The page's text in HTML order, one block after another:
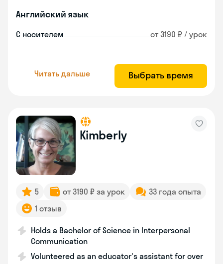
Английский язык
С носителем от 3190 ₽ / урок
Читать дальше Выбрать время
Kimberly
5 от 3190 ₽ за урок
33 года опыта
1 отзыв
Holds a Bachelor of Science in Interpersonal
Communication
Volunteered as an educator's assistant for over